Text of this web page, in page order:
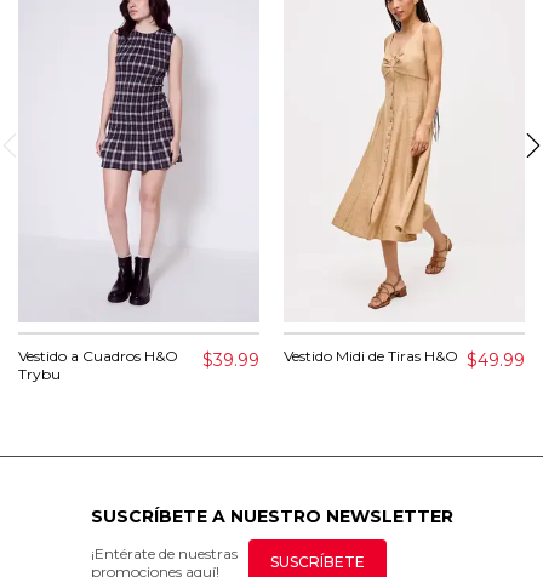
Vestido a Cuadros H&O
Trybu
$39.99 Vestido Midi de Tiras H&O $49.99
SUSCRÍBETE A NUESTRO NEWSLETTER
¡Entérate de nuestras
promociones aquí!
SUSCRÍBETE